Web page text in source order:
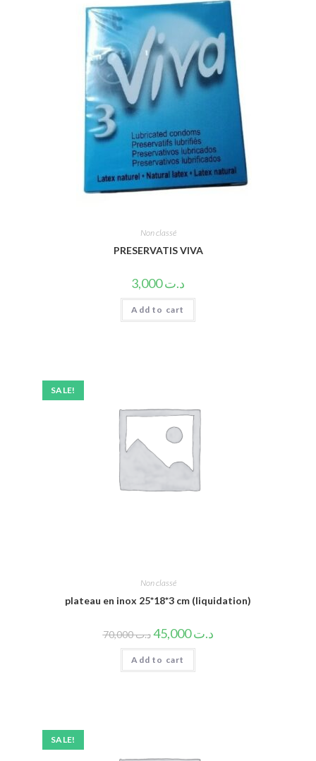
Non classé
PRESERVATIS VIVA
د.ت3,000
Add to cart
SALE!
Non classé
plateau en inox 25*18*3 cm (liquidation)
د.ت70,000 د.ت45,000
Add to cart
SALE!